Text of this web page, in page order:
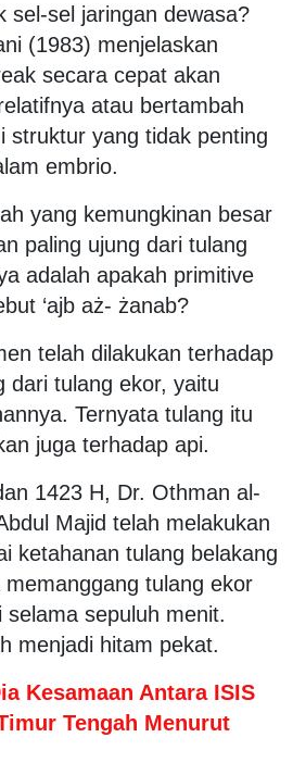
sel-sel jaringan dewasa?
(1983) menjelaskan
secara cepat akan
atau bertambah
struktur yang tidak penting
embrio.
yang kemungkinan besar
paling ujung dari tulang
adalah apakah primitive
‘ajb aż- żanab?
telah dilakukan terhadap
dari tulang ekor, yaitu
Ternyata tulang itu
juga terhadap api.
1423 H, Dr. Othman al-
Majid telah melakukan
ketahanan tulang belakang
tulang ekor
sepuluh menit.
menjadi hitam pekat.
Kesamaan Antara ISIS
Tengah Menurut